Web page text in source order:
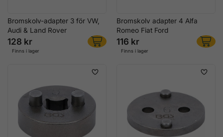
Bromskolv-adapter 3 för VW,
Audi & Land Rover
128 kr
Finns i lager
Bromskolv adapter 4 Alfa
Romeo Fiat Ford
116 kr
Finns i lager